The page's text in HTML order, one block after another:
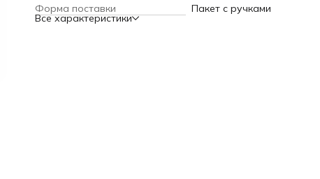
Форма поставки
Пакет с ручками
Все характеристики